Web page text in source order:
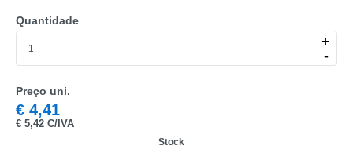
Quantidade
+
-
Preço uni.
€ 4,41
€ 5,42 C/IVA
Stock
MARCA